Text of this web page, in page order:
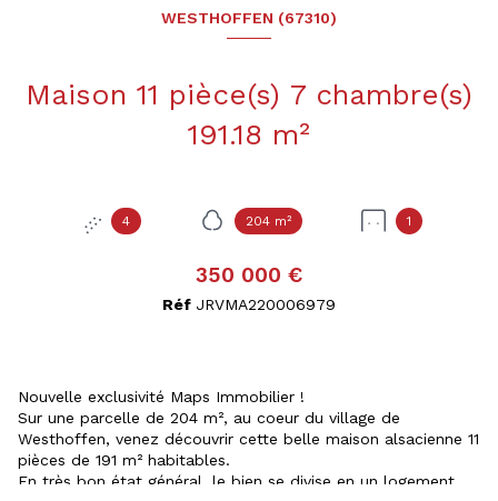
WESTHOFFEN (67310)
Maison 11 pièce(s) 7 chambre(s)
191.18 m²
4 204 m² 1
350 000 €
Réf JRVMA220006979
Nouvelle exclusivité Maps Immobilier !
Sur une parcelle de 204 m², au coeur du village de
Westhoffen, venez découvrir cette belle maison alsacienne 11
pièces de 191 m² habitables.
En très bon état général, le bien se divise en un logement